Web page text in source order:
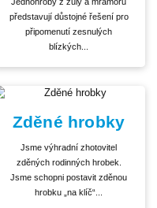
představují důstojné řešení pro
připomenutí zesnulých
blízkých...
Zděné hrobky
Jsme výhradní zhotovitel
zděných rodinných hrobek.
Jsme schopni postavit zděnou
hrobku „na klíč“...